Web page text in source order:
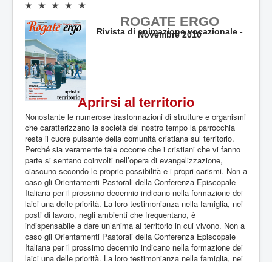
V
a
l
u
t
a
z
i
o
n
e
a
t
t
u
a
l
e
:
0
/
ROGATE ERGO
Rivista di animazione vocazionale -
Novembre 2010
Aprirsi al territorio
Nonostante le numerose trasformazioni di strutture e organismi
che caratterizzano la società del nostro tempo la parrocchia
resta il cuore pulsante della comunità cristiana sul territorio.
Perché sia veramente tale occorre che i cristiani che vi fanno
parte si sentano coinvolti nell’opera di evangelizzazione,
ciascuno secondo le proprie possibilità e i propri carismi. Non a
caso gli Orientamenti Pastorali della Conferenza Episcopale
Italiana per il prossimo decennio indicano nella formazione dei
laici una delle priorità. La loro testimonianza nella famiglia, nei
posti di lavoro, negli ambienti che frequentano, è
indispensabile a dare un’anima al territorio in cui vivono. Non a
caso gli Orientamenti Pastorali della Conferenza Episcopale
Italiana per il prossimo decennio indicano nella formazione dei
laici una delle priorità. La loro testimonianza nella famiglia, nei